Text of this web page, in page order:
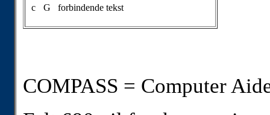
c
G forbindende tekst
COMPASS = Computer